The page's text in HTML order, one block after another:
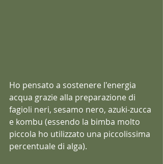
Ho pensato a sostenere l'energia
acqua grazie alla preparazione di
fagioli neri, sesamo nero, azuki-zucca
e kombu (essendo la bimba molto
piccola ho utilizzato una piccolissima
percentuale di alga).